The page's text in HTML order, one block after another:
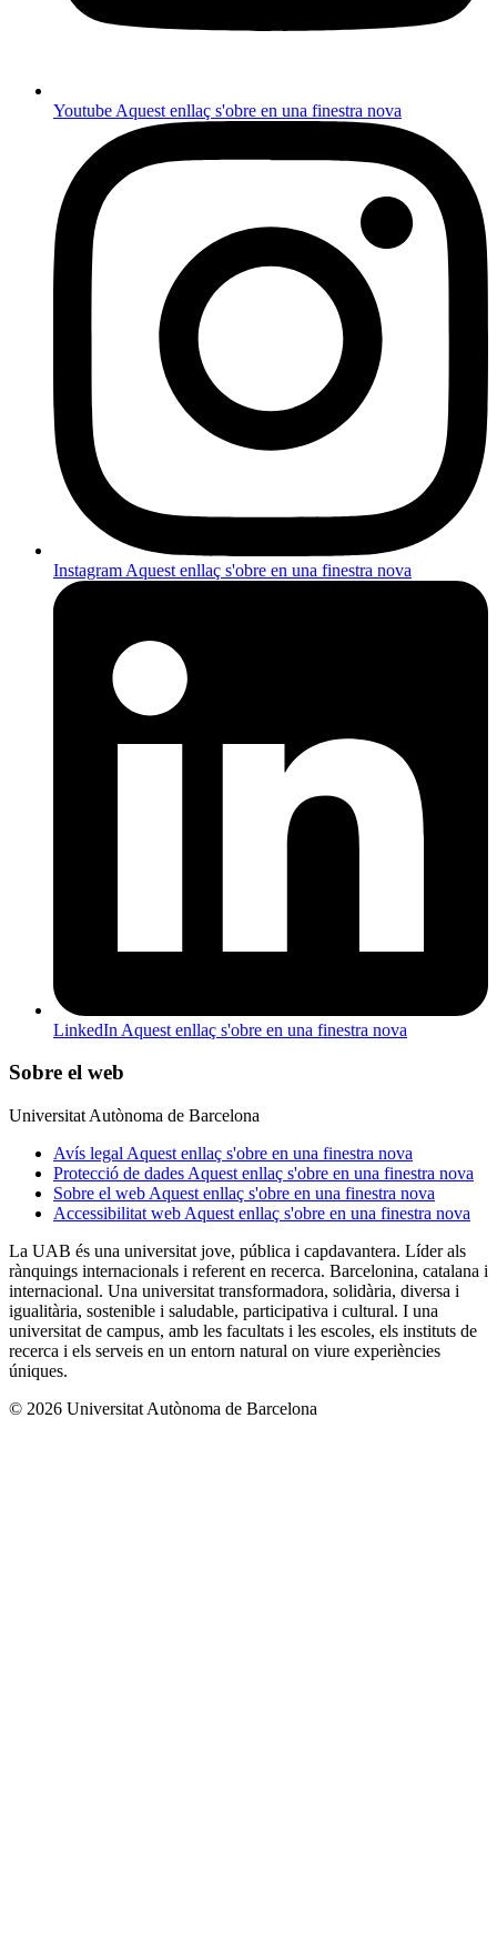
Youtube Aquest enllaç s'obre en una finestra nova
Instagram Aquest enllaç s'obre en una finestra nova
LinkedIn Aquest enllaç s'obre en una finestra nova
Sobre el web
Universitat Autònoma de Barcelona
Avís legal Aquest enllaç s'obre en una finestra nova
Protecció de dades Aquest enllaç s'obre en una finestra nova
Sobre el web Aquest enllaç s'obre en una finestra nova
Accessibilitat web Aquest enllaç s'obre en una finestra nova
La UAB és una universitat jove, pública i capdavantera. Líder als
rànquings internacionals i referent en recerca. Barcelonina, catalana i
internacional. Una universitat transformadora, solidària, diversa i
igualitària, sostenible i saludable, participativa i cultural. I una
universitat de campus, amb les facultats i les escoles, els instituts de
recerca i els serveis en un entorn natural on viure experiències
úniques.
© 2026 Universitat Autònoma de Barcelona